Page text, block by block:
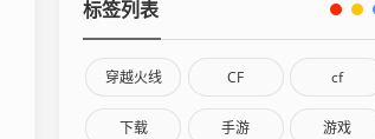
标签列表
穿越火线 CF cf
下载 手游 游戏